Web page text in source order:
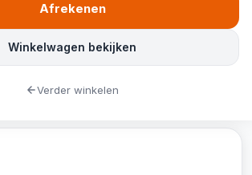
Winkelwagen bekijken
Afrekenen
Verder winkelen